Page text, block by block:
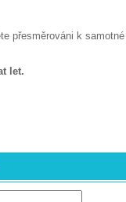
přesměrováni k
let.